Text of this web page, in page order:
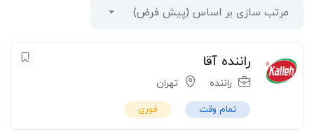
مرتب سازی بر اساس (پیش فرض)
راننده آقا
راننده تهران
تمام وقت فوری